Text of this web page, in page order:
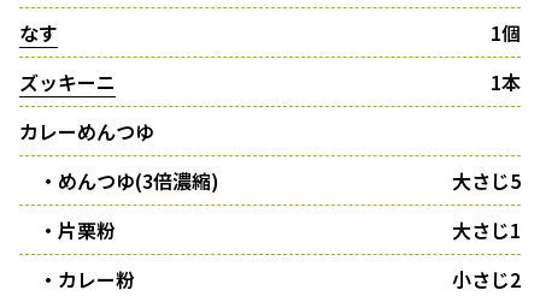
なす
1個
ズッキーニ
1本
カレーめんつゆ
・めんつゆ(3倍濃縮)
大さじ5
・片栗粉
大さじ1
・カレー粉
小さじ2